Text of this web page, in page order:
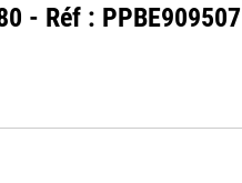
- Réf : PPBE909507